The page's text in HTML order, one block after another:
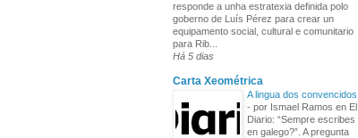
responde a unha estratexia definida polo
goberno de Luís Pérez para crear un
equipamento social, cultural e comunitario
para Rib...
Há 5 dias
Carta Xeométrica
A lingua dos convencidos
- por Ismael Ramos en El
Diario: “Sempre escribes
en galego?”. A pregunta